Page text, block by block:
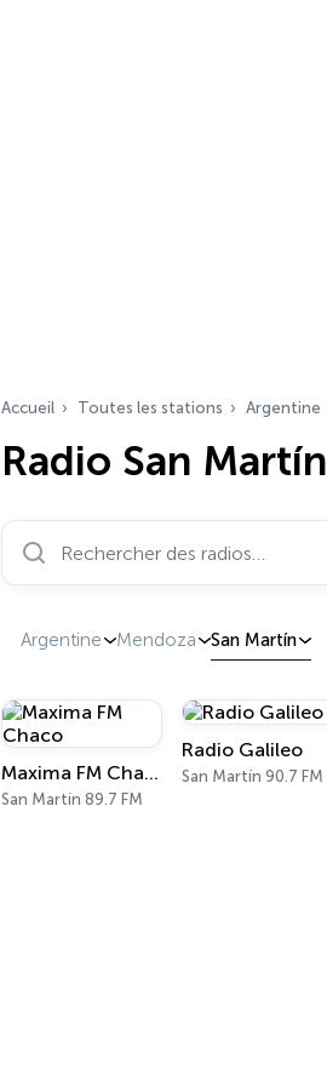
Accueil Toutes les stations Argentine
Radio San Martín
Rechercher des radios…
Argentine Mendoza San Martín
Maxima FM Chaco
San Martín 89.7 FM
Radio Galileo
San Martín 90.7 FM